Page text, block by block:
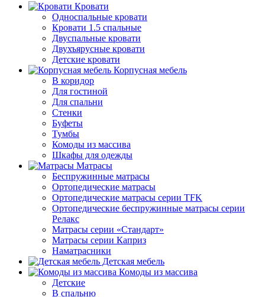
Кровати
Односпальные кровати
Кровати 1.5 спальные
Двуспальные кровати
Двухъярусные кровати
Детские кровати
Корпусная мебель
В коридор
Для гостиной
Для спальни
Стенки
Буфеты
Тумбы
Комоды из массива
Шкафы для одежды
Матрасы
Беспружинные матрасы
Ортопедические матрасы
Ортопедические матрасы серии TFK
Ортопедические беспружинные матрасы серии
Релакс
Матрасы серии «Стандарт»
Матрасы серии Каприз
Наматрасники
Детская мебель
Комоды из массива
Детские
В спальню